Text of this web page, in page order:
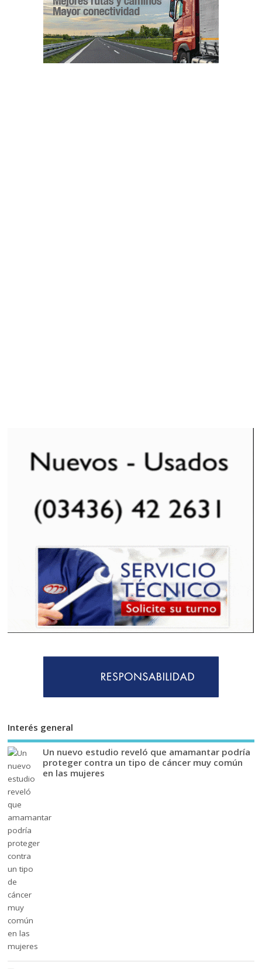
Interés general
Un nuevo estudio reveló que amamantar podría
proteger contra un tipo de cáncer muy común
en las mujeres